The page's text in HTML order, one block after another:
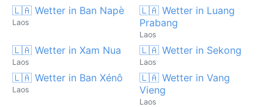
🇱🇦 Wetter in Ban Napè
Laos
🇱🇦 Wetter in Luang
Prabang
Laos
🇱🇦 Wetter in Xam Nua
Laos
🇱🇦 Wetter in Sekong
Laos
🇱🇦 Wetter in Ban Xénô
Laos
🇱🇦 Wetter in Vang
Vieng
Laos